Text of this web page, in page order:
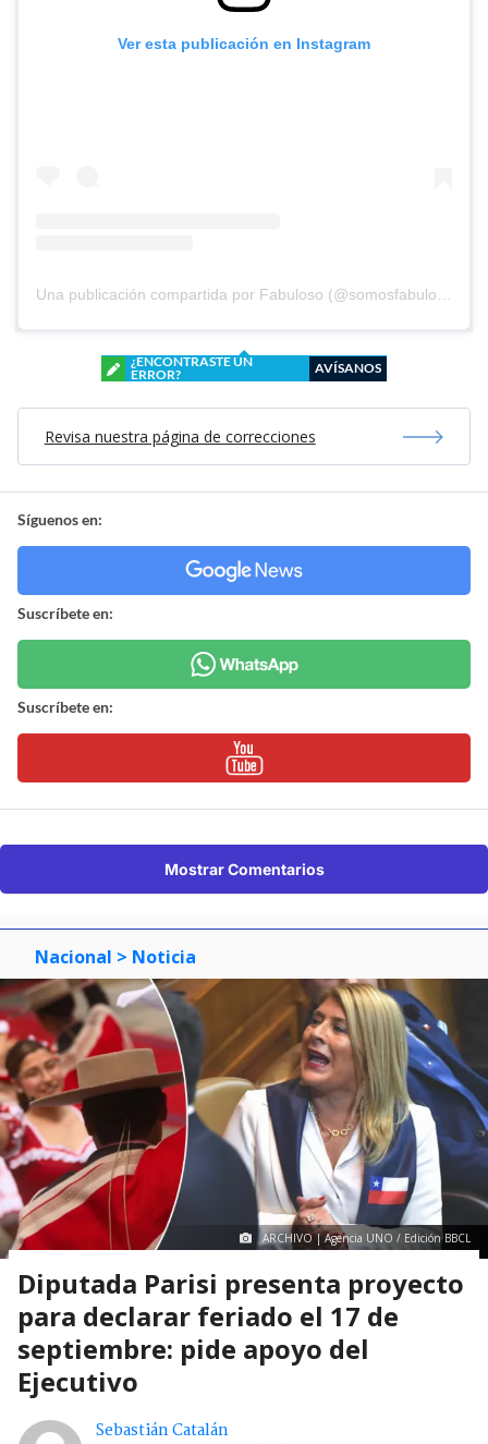
Ver esta publicación en Instagram
Una publicación compartida por Fabuloso (@somosfabuloso)
¿ENCONTRASTE UN
ERROR?
AVÍSANOS
Revisa nuestra página de correcciones
Síguenos en:
Suscríbete en:
Suscríbete en:
Mostrar Comentarios
Nacional > Noticia
ARCHIVO | Agencia UNO / Edición BBCL
Diputada Parisi presenta proyecto
para declarar feriado el 17 de
septiembre: pide apoyo del
Ejecutivo
Sebastián Catalán